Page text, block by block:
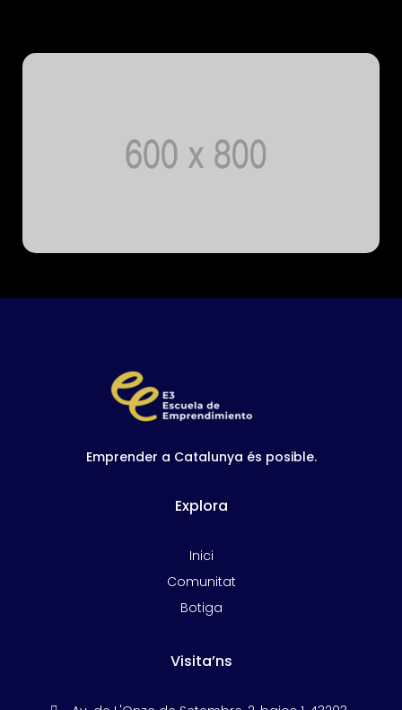
Emprender a Catalunya és posible.
Explora
Inici
Comunitat
Botiga
Visita’ns